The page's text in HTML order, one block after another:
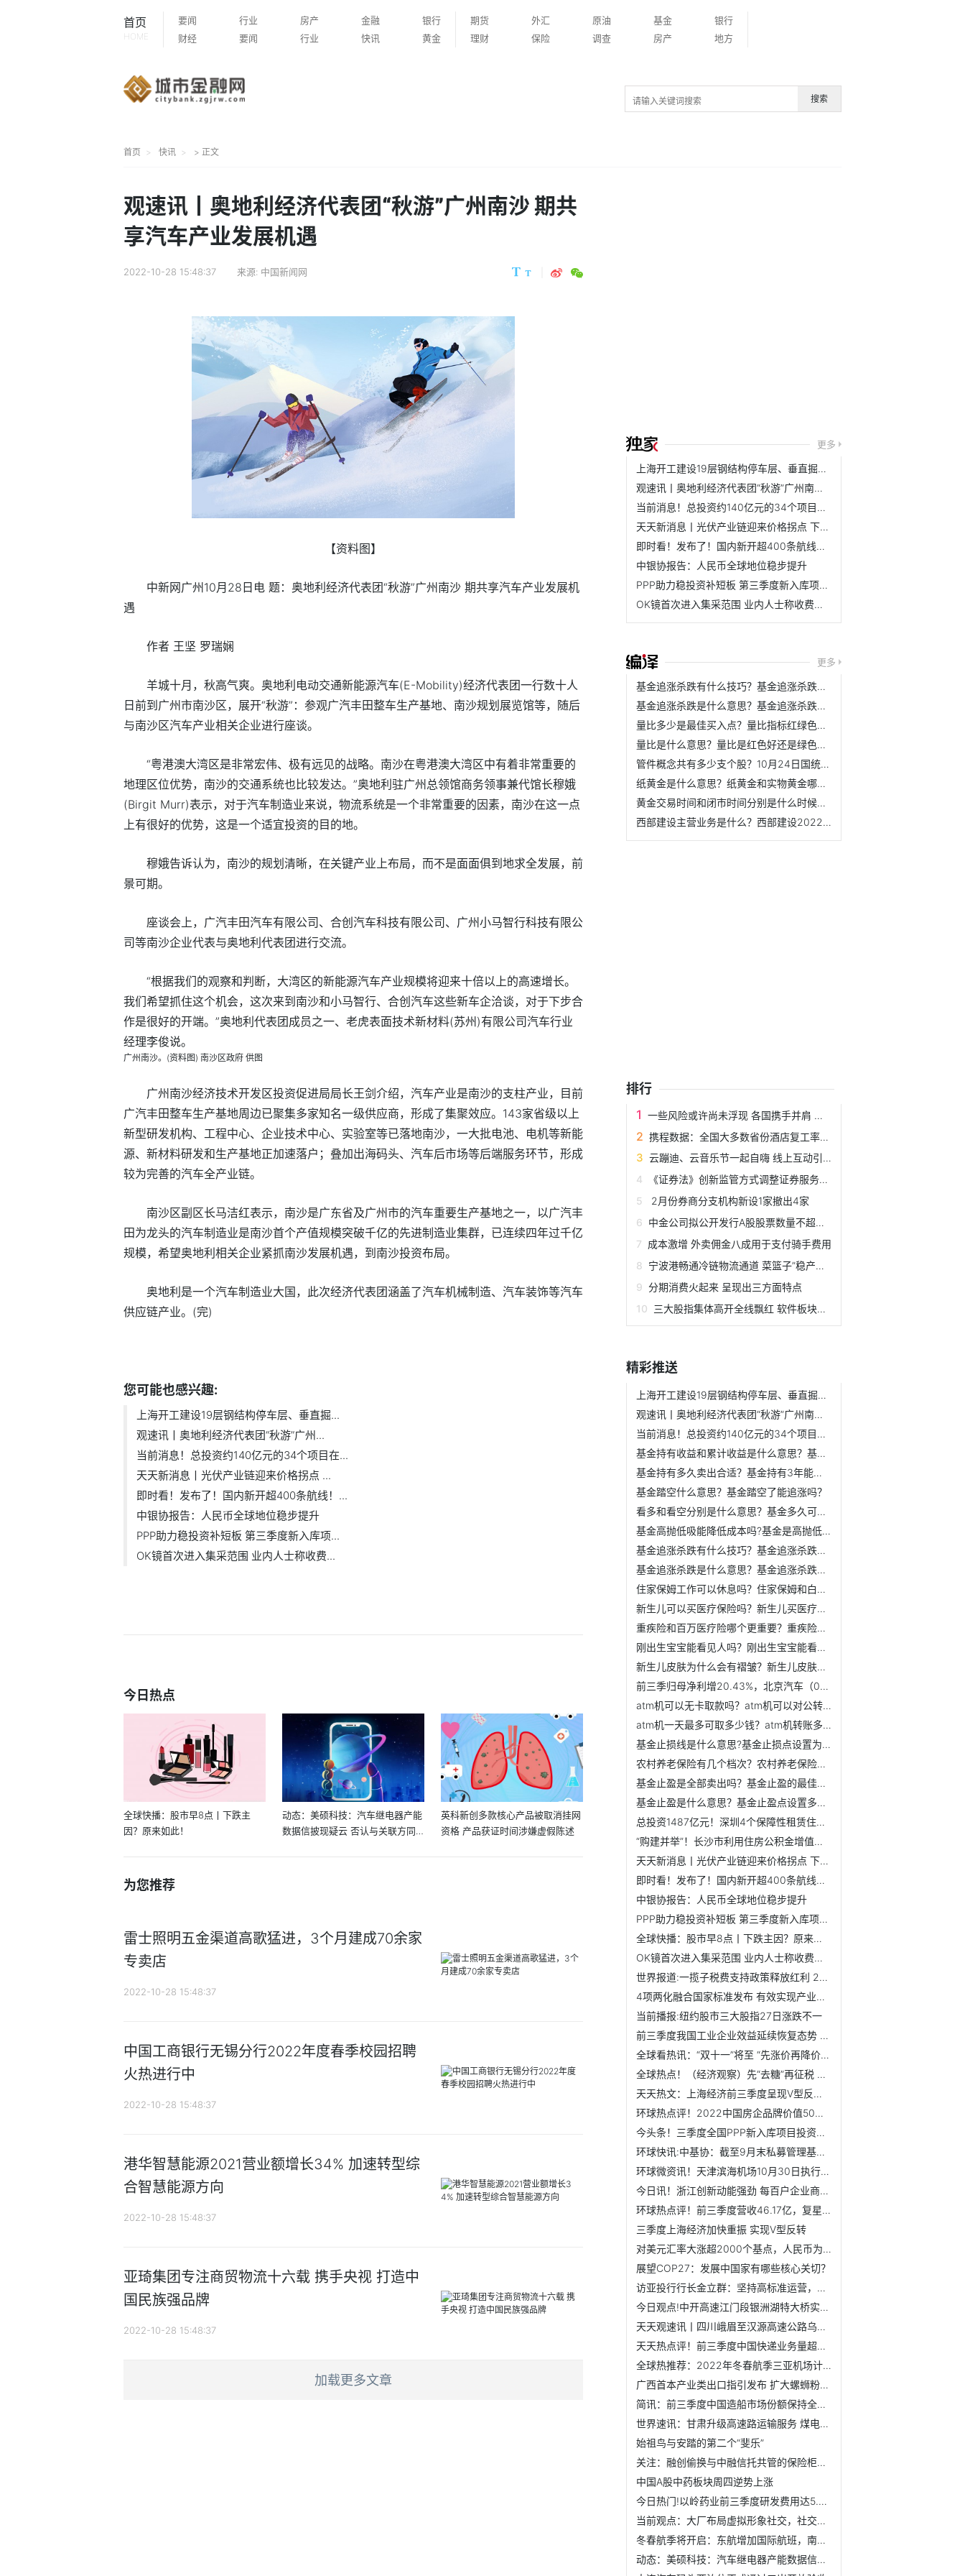
首页
HOME
要闻 行业 房产 金融
银行
财经
要闻 行业 快讯 黄金
期货 外汇 原油 基金
银行
理财
保险 调查 房产 地方
搜索
首页 快讯 > 正文
观速讯丨奥地利经济代表团“秋游”广州南沙 期共
享汽车产业发展机遇
2022-10-28 15:48:37 来源: 中国新闻网
【资料图】
中新网广州10月28日电 题：奥地利经济代表团“秋游”广州南沙 期共享汽车产业发展机
遇
作者 王坚 罗瑞娴
羊城十月，秋高气爽。奥地利电动交通新能源汽车(E-Mobility)经济代表团一行数十人
日前到广州市南沙区，展开“秋游”：参观广汽丰田整车生产基地、南沙规划展览馆等，随后
与南沙区汽车产业相关企业进行座谈。
“粤港澳大湾区是非常宏伟、极有远见的战略。南沙在粤港澳大湾区中有着非常重要的
地理区位优势，南沙的交通系统也比较发达。”奥地利驻广州总领馆商务领事兼代馆长穆娥
(Birgit Murr)表示，对于汽车制造业来说，物流系统是一个非常重要的因素，南沙在这一点
上有很好的优势，这是一个适宜投资的目的地。
穆娥告诉认为，南沙的规划清晰，在关键产业上布局，而不是面面俱到地求全发展，前
景可期。
座谈会上，广汽丰田汽车有限公司、合创汽车科技有限公司、广州小马智行科技有限公
司等南沙企业代表与奥地利代表团进行交流。
“根据我们的观察和判断，大湾区的新能源汽车产业规模将迎来十倍以上的高速增长。
我们希望抓住这个机会，这次来到南沙和小马智行、合创汽车这些新车企洽谈，对于下步合
作是很好的开端。”奥地利代表团成员之一、老虎表面技术新材料(苏州)有限公司汽车行业
经理李俊说。
广州南沙。(资料图) 南沙区政府 供图
广州南沙经济技术开发区投资促进局局长王剑介绍，汽车产业是南沙的支柱产业，目前
广汽丰田整车生产基地周边已聚集多家知名一级供应商，形成了集聚效应。143家省级以上
新型研发机构、工程中心、企业技术中心、实验室等已落地南沙，一大批电池、电机等新能
源、新材料研发和生产基地正加速落户；叠加出海码头、汽车后市场等后端服务环节，形成
较为完善的汽车全产业链。
南沙区副区长马洁红表示，南沙是广东省及广州市的汽车重要生产基地之一，以广汽丰
田为龙头的汽车制造业是南沙首个产值规模突破千亿的先进制造业集群，已连续四年过千亿
规模，希望奥地利相关企业紧抓南沙发展机遇，到南沙投资布局。
奥地利是一个汽车制造业大国，此次经济代表团涵盖了汽车机械制造、汽车装饰等汽车
供应链产业。(完)
您可能也感兴趣:
上海开工建设19层钢结构停车层、垂直掘...
观速讯丨奥地利经济代表团“秋游”广州...
当前消息！总投资约140亿元的34个项目在...
天天新消息丨光伏产业链迎来价格拐点 ...
即时看！发布了！国内新开超400条航线！...
中银协报告：人民币全球地位稳步提升
PPP助力稳投资补短板 第三季度新入库项...
OK镜首次进入集采范围 业内人士称收费...
今日热点
全球快播：股市早8点丨下跌主
因？原来如此！
动态：美硕科技：汽车继电器产能
数据信披现疑云 否认与关联方同
英科新创多款核心产品被取消挂网
资格 产品获证时间涉嫌虚假陈述
为您推荐
雷士照明五金渠道高歌猛进，3个月建成70余家
专卖店
2022-10-28 15:48:37
中国工商银行无锡分行2022年度春季校园招聘
火热进行中
2022-10-28 15:48:37
港华智慧能源2021营业额增长34% 加速转型综
合智慧能源方向
2022-10-28 15:48:37
亚琦集团专注商贸物流十六载 携手央视 打造中
国民族强品牌
2022-10-28 15:48:37
加载更多文章
更多
上海开工建设19层钢结构停车层、垂直掘进（盾构）地下智慧车库
观速讯丨奥地利经济代表团“秋游”广州南沙 期共享汽车产业...
当前消息！总投资约140亿元的34个项目在重庆大渡口集中开工
天天新消息丨光伏产业链迎来价格拐点 下游电池龙头已率先提价
即时看！发布了！国内新开超400条航线！1折机票来了！“过冬...
中银协报告：人民币全球地位稳步提升
PPP助力稳投资补短板 第三季度新入库项目151个投资额达2349亿元
OK镜首次进入集采范围 业内人士称收费模式将趋于合理
更多
基金追涨杀跌有什么技巧？基金追涨杀跌和高抛低吸哪个好？
基金追涨杀跌是什么意思？基金追涨杀跌是正确的做法吗？
量比多少是最佳买入点？量比指标红绿色表示什么？
量比是什么意思？量比是红色好还是绿色好？
管件概念共有多少支个股？10月24日国统股份总市值是多少？
纸黄金是什么意思？纸黄金和实物黄金哪个风险大？
黄金交易时间和闭市时间分别是什么时候？现货黄金通常什么时...
西部建设主营业务是什么？西部建设2022年前三季度表现如何？
排行
一些风险或许尚未浮现 各国携手并肩 应对5G安全挑战
携程数据：全国大多数省份酒店复工率已达80%
云蹦迪、云音乐节一起自嗨 线上互动引来新思考
《证券法》创新监管方式调整证券服务业务
2月份券商分支机构新设1家撤出4家
中金公司拟公开发行A股股票数量不超过45858.9万股
成本激增 外卖佣金八成用于支付骑手费用
宁波港畅通冷链物流通道 菜篮子”稳产保供工
分期消费火起来 呈现出三方面特点
三大股指集体高开全线飘红 软件板块表现抢眼
精彩推送
上海开工建设19层钢结构停车层、垂直掘进（盾构）地下智慧车库
观速讯丨奥地利经济代表团“秋游”广州南沙 期共享汽车产业...
当前消息！总投资约140亿元的34个项目在重庆大渡口集中开工
基金持有收益和累计收益是什么意思？基金持有收益率多少算高？
基金持有多久卖出合适？基金持有3年能赚到20%吗？
基金踏空什么意思？基金踏空了能追涨吗？
看多和看空分别是什么意思？基金多久可以看到收益？
基金高抛低吸能降低成本吗?基金是高抛低吸还是长期持有收益高？
基金追涨杀跌有什么技巧？基金追涨杀跌和高抛低吸哪个好？
基金追涨杀跌是什么意思？基金追涨杀跌是正确的做法吗？
住家保姆工作可以休息吗？住家保姆和白班保姆工资一样吗?
新生儿可以买医疗保险吗？新生儿买医疗保险需要什么资料？
重疾险和百万医疗险哪个更重要？重疾险保费最后会返还吗？
刚出生宝宝能看见人吗？刚出生宝宝能看见多远？
新生儿皮肤为什么会有褶皱？新生儿皮肤什么时候开始转白？
前三季归母净利增20.43%，北京汽车（01958）近期成交量明显放大
atm机可以无卡取款吗？atm机可以对公转账吗？
atm机一天最多可取多少钱？atm机转账多久到账？
基金止损线是什么意思?基金止损点设置为多少合理？
农村养老保险有几个档次？农村养老保险怎么交？
基金止盈是全部卖出吗？基金止盈的最佳方法是什么？
基金止盈是什么意思？基金止盈点设置多少合适？
总投资1487亿元！深圳4个保障性租赁住房项目率先开工
“购建并举”！长沙市利用住房公积金增值收益购建公租房实施...
天天新消息丨光伏产业链迎来价格拐点 下游电池龙头已率先提价
即时看！发布了！国内新开超400条航线！1折机票来了！“过冬...
中银协报告：人民币全球地位稳步提升
PPP助力稳投资补短板 第三季度新入库项目151个投资额达2349亿元
全球快播：股市早8点丨下跌主因？原来如此！
OK镜首次进入集采范围 业内人士称收费模式将趋于合理
世界报道:一揽子税费支持政策释放红利 2810家A股公司前三季...
4项两化融合国家标准发布 有效实现产业链数字化协同的企业比...
当前播报:纽约股市三大股指27日涨跌不一
前三季度我国工业企业效益延续恢复态势 新变化透露何种新趋势？
全球看热讯：“双十一”将至 “先涨价再降价”老套路为何难禁止
全球热点！（经济观察）先“去糖”再征税 电子烟行业会“入...
天天热文：上海经济前三季度呈现V型反转态势 经济总量仍保持...
环球热点评！2022中国房企品牌价值50强揭晓
今头条！三季度全国PPP新入库项目投资额2349亿元
环球快讯:中基协：截至9月末私募管理基金规模20.39万亿元
环球微资讯！天津滨海机场10月30日执行2022年冬春航季航班计划
今日讯！浙江创新动能强劲 每百户企业商标拥有量保持全国第一
环球热点评！前三季度营收46.17亿，复星国际赋能舍得酒业加速...
三季度上海经济加快重振 实现V型反转
对美元汇率大涨超2000个基点，人民币为何走强？
展望COP27：发展中国家有哪些核心关切？
访亚投行行长金立群：坚持高标准运营，推动全球共同发展
今日观点!中开高速江门段银洲湖特大桥实现主桥贯通
天天观速讯丨四川峨眉至汉源高速公路乌斯河隧道贯通
天天热点评！前三季度中国快递业务量超800亿件
全球热推荐：2022年冬春航季三亚机场计划执行航班6.2万架次
广西首本产业类出口指引发布 扩大螺蛳粉海外“朋友圈”
简讯：前三季度中国造船市场份额保持全球领先
世界速讯：甘肃升级高速路运输服务 煤电油气重点物资享保供...
始祖鸟与安踏的第二个“斐乐”
关注：融创偷换与中融信托共管的保险柜锁芯、划走11亿？双方回应
中国A股中药板块周四逆势上涨
今日热门!以岭药业前三季度研发费用达5.52亿元 中医药成果转化提速
当前观点：大厂布局虚拟形象社交，社交元宇宙化已来？
冬春航季将开启：东航增加国际航班，南航多条国际航线将复航
动态：美硕科技：汽车继电器产能数据信披现疑云 否认与关联...